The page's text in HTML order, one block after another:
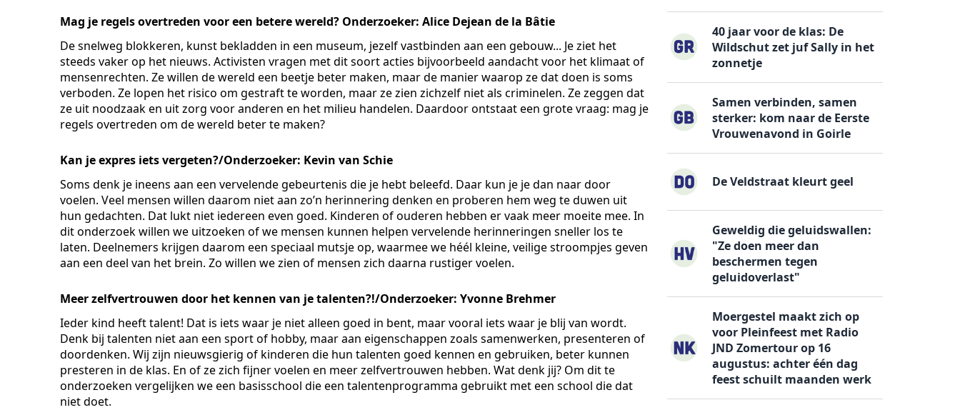
Mag je regels overtreden voor een betere wereld? Onderzoeker: Alice Dejean de la Bâtie
De snelweg blokkeren, kunst bekladden in een museum, jezelf vastbinden aan een gebouw... Je ziet het
steeds vaker op het nieuws. Activisten vragen met dit soort acties bijvoorbeeld aandacht voor het klimaat of
mensenrechten. Ze willen de wereld een beetje beter maken, maar de manier waarop ze dat doen is soms
verboden. Ze lopen het risico om gestraft te worden, maar ze zien zichzelf niet als criminelen. Ze zeggen dat
ze uit noodzaak en uit zorg voor anderen en het milieu handelen. Daardoor ontstaat een grote vraag: mag je
regels overtreden om de wereld beter te maken?
Kan je expres iets vergeten?/Onderzoeker: Kevin van Schie
Soms denk je ineens aan een vervelende gebeurtenis die je hebt beleefd. Daar kun je je dan naar door
voelen. Veel mensen willen daarom niet aan zo’n herinnering denken en proberen hem weg te duwen uit
hun gedachten. Dat lukt niet iedereen even goed. Kinderen of ouderen hebben er vaak meer moeite mee. In
dit onderzoek willen we uitzoeken of we mensen kunnen helpen vervelende herinneringen sneller los te
laten. Deelnemers krijgen daarom een speciaal mutsje op, waarmee we héél kleine, veilige stroompjes geven
aan een deel van het brein. Zo willen we zien of mensen zich daarna rustiger voelen.
Meer zelfvertrouwen door het kennen van je talenten?!/Onderzoeker: Yvonne Brehmer
Ieder kind heeft talent! Dat is iets waar je niet alleen goed in bent, maar vooral iets waar je blij van wordt.
Denk bij talenten niet aan een sport of hobby, maar aan eigenschappen zoals samenwerken, presenteren of
doordenken. Wij zijn nieuwsgierig of kinderen die hun talenten goed kennen en gebruiken, beter kunnen
presteren in de klas. En of ze zich fijner voelen en meer zelfvertrouwen hebben. Wat denk jij? Om dit te
onderzoeken vergelijken we een basisschool die een talentenprogramma gebruikt met een school die dat
niet doet.
40 jaar voor de klas: De
Wildschut zet juf Sally in het
zonnetje
Samen verbinden, samen
sterker: kom naar de Eerste
Vrouwenavond in Goirle
De Veldstraat kleurt geel
Geweldig die geluidswallen:
"Ze doen meer dan
beschermen tegen
geluidoverlast"
Moergestel maakt zich op
voor Pleinfeest met Radio
JND Zomertour op 16
augustus: achter één dag
feest schuilt maanden werk